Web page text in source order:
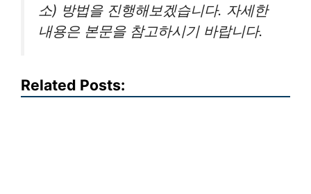
소) 방법을 진행해보겠습니다. 자세한
내용은 본문을 참고하시기 바랍니다.
Related Posts: